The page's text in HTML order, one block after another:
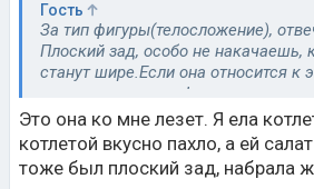
Гость
За тип фигуры(телосложение),
Плоский зад, особо не накачаешь,
станут шире.Если она относится к
хуже, к долихоморфу, то достичь
крайне сложно. ей нужно усилий в
больше, и индивидуальнй тренер.
лезете к ней? Пусть делает что
толстеет, ходит на голове.
Это она ко мне лезет. Я ела
котлетой вкусно пахло, а ей
тоже был плоский зад, набрала